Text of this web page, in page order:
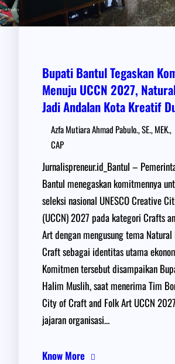
Bupati Bantul Tegaskan
Menuju UCCN 2027,
Jadi Andalan Kota Kreatif
Azfa Mutiara Ahmad Pabulo., SE., MEK.,
CAP
Jurnalispreneur.id_Bantul –
Bantul menegaskan komitmennya
seleksi nasional UNESCO Creative
(UCCN) 2027 pada kategori Crafts
Art dengan mengusung tema
Craft sebagai identitas utama
Komitmen tersebut disampaikan
Halim Muslih, saat menerima Tim
City of Craft and Folk Art UCCN
jajaran organisasi…
Know More